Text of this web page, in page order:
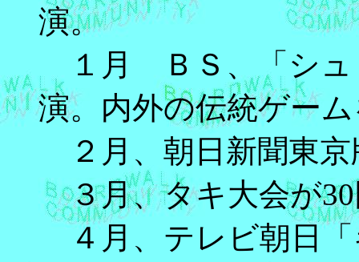
演。
１月 ＢＳ、「シュ
演。内外の伝統ゲー
２月、朝日新聞東京
３月、タキ大会が30
４月、テレビ朝日